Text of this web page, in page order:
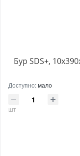
Бур SDS+,
Доступно:мало
шт